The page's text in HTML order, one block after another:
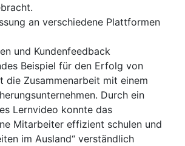
an verschiedene Plattformen
und Kundenfeedback
Beispiel für den Erfolg von
die Zusammenarbeit mit einem
Durch ein
Lernvideo konnte das
Mitarbeiter effizient schulen und
im Ausland“ verständlich